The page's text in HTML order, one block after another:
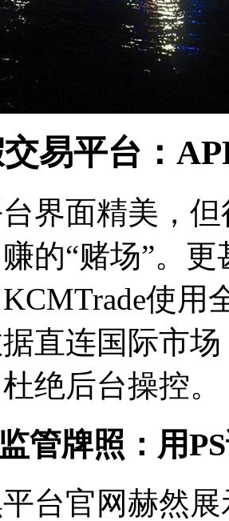
易平台：
界面精美，
的“赌场”。
使用
直连国际市
绝后台操控。
管牌照：用
台官网赫然展